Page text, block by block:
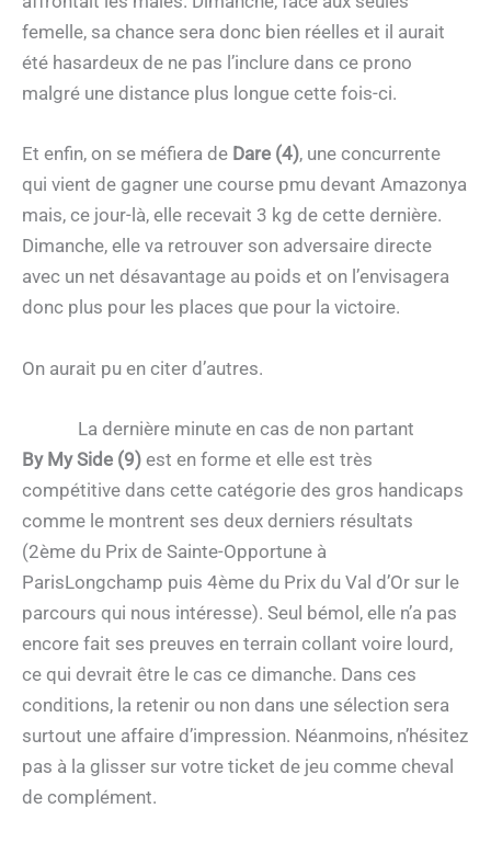
femelle, sa chance sera donc bien réelles et il aurait
été hasardeux de ne pas l’inclure dans ce prono
malgré une distance plus longue cette fois-ci.
Et enfin, on se méfiera de Dare (4), une concurrente
qui vient de gagner une course pmu devant Amazonya
mais, ce jour-là, elle recevait 3 kg de cette dernière.
Dimanche, elle va retrouver son adversaire directe
avec un net désavantage au poids et on l’envisagera
donc plus pour les places que pour la victoire.
On aurait pu en citer d’autres.
La dernière minute en cas de non partant
By My Side (9) est en forme et elle est très
compétitive dans cette catégorie des gros handicaps
comme le montrent ses deux derniers résultats
(2ème du Prix de Sainte-Opportune à
ParisLongchamp puis 4ème du Prix du Val d’Or sur le
parcours qui nous intéresse). Seul bémol, elle n’a pas
encore fait ses preuves en terrain collant voire lourd,
ce qui devrait être le cas ce dimanche. Dans ces
conditions, la retenir ou non dans une sélection sera
surtout une affaire d’impression. Néanmoins, n’hésitez
pas à la glisser sur votre ticket de jeu comme cheval
de complément.